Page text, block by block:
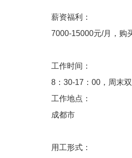
薪资福利：
7000-15000元/月，购
工作时间：
8：30-17：00，周末
工作地点：
成都市
用工形式：